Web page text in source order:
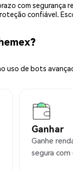
com
confiável.
uso de bots
Ganhar
Ganhe
segura